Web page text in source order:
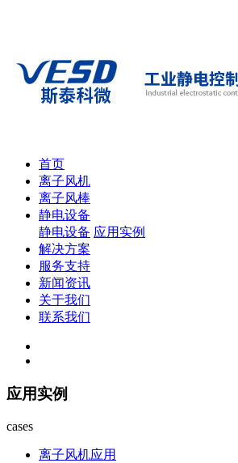
首页
离子风机
离子风棒
静电设备
静电设备 应用实例
解决方案
服务支持
新闻资讯
关于我们
联系我们
应用实例
cases
离子风机应用